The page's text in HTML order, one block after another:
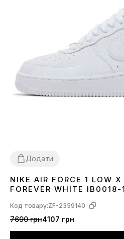
Додати
3637 38 41 42 434445
NIKE AIR FORCE 1 LOW X
FOREVER WHITE IB0018-
Код товару:ZF-2359140
7690 грн4107 грн